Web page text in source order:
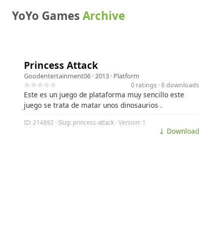
YoYo GamesArchive
Princess Attack
Goodentertainment06 · 2013 · Platform
☆☆☆☆☆
0 ratings · 6 downloads
Este es un juego de plataforma muy sencillo este
juego se trata de matar unos dinosaurios .
ID: 214892 · Slug: princess-attack · Version: 1
⤓ Download